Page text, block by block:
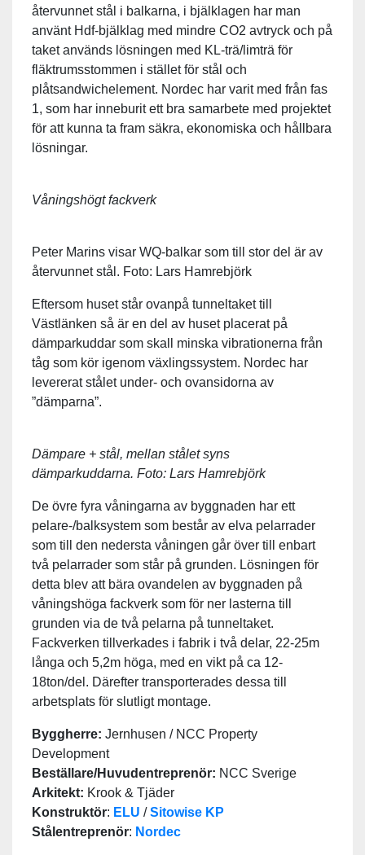
återvunnet stål i balkarna, i bjälklagen har man
använt Hdf-bjälklag med mindre CO2 avtryck och på
taket används lösningen med KL-trä/limträ för
fläktrumsstommen i stället för stål och
plåtsandwichelement. Nordec har varit med från fas
1, som har inneburit ett bra samarbete med projektet
för att kunna ta fram säkra, ekonomiska och hållbara
lösningar.
Våningshögt fackverk
Peter Marins visar WQ-balkar som till stor del är av
återvunnet stål. Foto: Lars Hamrebjörk
Eftersom huset står ovanpå tunneltaket till
Västlänken så är en del av huset placerat på
dämparkuddar som skall minska vibrationerna från
tåg som kör igenom växlingssystem. Nordec har
levererat stålet under- och ovansidorna av
”dämparna”.
Dämpare + stål, mellan stålet syns
dämparkuddarna. Foto: Lars Hamrebjörk
De övre fyra våningarna av byggnaden har ett
pelare-/balksystem som består av elva pelarrader
som till den nedersta våningen går över till enbart
två pelarrader som står på grunden. Lösningen för
detta blev att bära ovandelen av byggnaden på
våningshöga fackverk som för ner lasterna till
grunden via de två pelarna på tunneltaket.
Fackverken tillverkades i fabrik i två delar, 22-25m
långa och 5,2m höga, med en vikt på ca 12-
18ton/del. Därefter transporterades dessa till
arbetsplats för slutligt montage.
Byggherre: Jernhusen / NCC Property
Development
Beställare/Huvudentreprenör: NCC Sverige
Arkitekt: Krook & Tjäder
Konstruktör: ELU /Sitowise KP
Stålentreprenör: Nordec